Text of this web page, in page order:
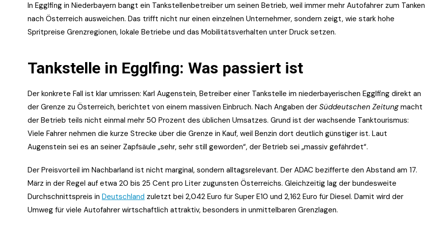
In Egglfing in Niederbayern bangt ein Tankstellenbetreiber um seinen Betrieb, weil immer mehr Autofahrer zum Tanken
nach Österreich ausweichen. Das trifft nicht nur einen einzelnen Unternehmer, sondern zeigt, wie stark hohe
Spritpreise Grenzregionen, lokale Betriebe und das Mobilitätsverhalten unter Druck setzen.
Tankstelle in Egglfing: Was passiert ist
Der konkrete Fall ist klar umrissen: Karl Augenstein, Betreiber einer Tankstelle im niederbayerischen Egglfing direkt an
der Grenze zu Österreich, berichtet von einem massiven Einbruch. Nach Angaben der Süddeutschen Zeitungmacht
der Betrieb teils nicht einmal mehr 50 Prozent des üblichen Umsatzes. Grund ist der wachsende Tanktourismus:
Viele Fahrer nehmen die kurze Strecke über die Grenze in Kauf, weil Benzin dort deutlich günstiger ist. Laut
Augenstein sei es an seiner Zapfsäule „sehr, sehr still geworden“, der Betrieb sei „massiv gefährdet“.
Der Preisvorteil im Nachbarland ist nicht marginal, sondern alltagsrelevant. Der ADAC bezifferte den Abstand am 17.
März in der Regel auf etwa 20 bis 25 Cent pro Liter zugunsten Österreichs. Gleichzeitig lag der bundesweite
Durchschnittspreis in Deutschland zuletzt bei 2,042 Euro für Super E10 und 2,162 Euro für Diesel. Damit wird der
Umweg für viele Autofahrer wirtschaftlich attraktiv, besonders in unmittelbaren Grenzlagen.